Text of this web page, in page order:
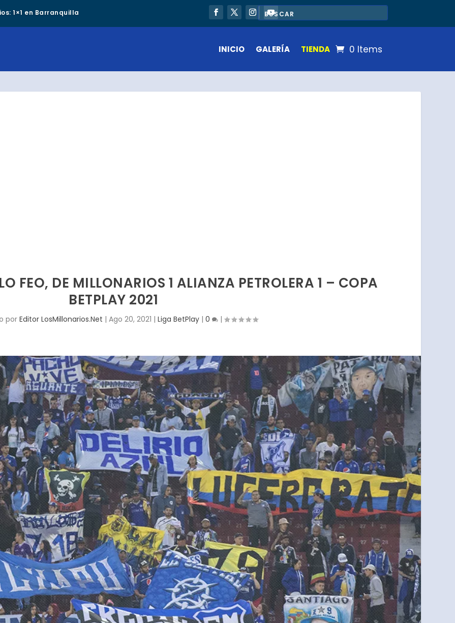
1×1 en Barranquilla
INICIO GALERÍA TIENDA 0 Items
FEO, DE MILLONARIOS 1 ALIANZA PETROLERA 1 – COPA
BETPLAY 2021
por Editor LosMillonarios.Net | Ago 20, 2021 | Liga BetPlay | 0 |